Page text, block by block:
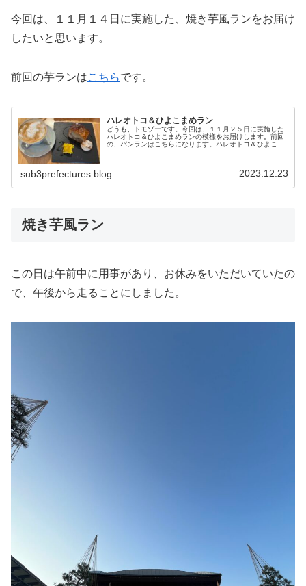
今回は、１１月１４日に実施した、焼き芋風ランをお届け
したいと思います。
前回の芋ランはこちらです。
ハレオトコ＆ひよこまめラン
どうも、トモゾーです。今回は、１１月２５日に実施した
ハレオトコ＆ひよこまめランの模様をお届けします。前回
の、パンランはこちらになります。ハレオトコ＆ひよこま
sub3prefectures.blog 2023.12.23
焼き芋風ラン
この日は午前中に用事があり、お休みをいただいていたの
で、午後から走ることにしました。